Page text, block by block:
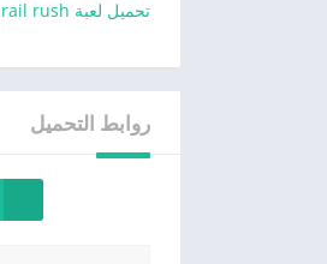
تحميل لعبة rail rush الأصليه للاندرويد وللإيفون آخر اصدار
روابط التحميل